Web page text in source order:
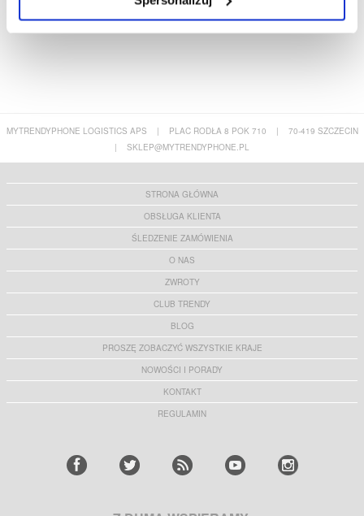
MYTRENDYPHONE LOGISTICS APS | PLAC RODŁA 8 POK 710 |
70-419 SZCZECIN
|
SKLEP@MYTRENDYPHONE.PL
STRONA GŁÓWNA
OBSŁUGA KLIENTA
ŚLEDZENIE ZAMÓWIENIA
O NAS
ZWROTY
CLUB TRENDY
BLOG
PROSZĘ ZOBACZYĆ WSZYSTKIE KRAJE
NOWOŚCI I PORADY
KONTAKT
REGULAMIN